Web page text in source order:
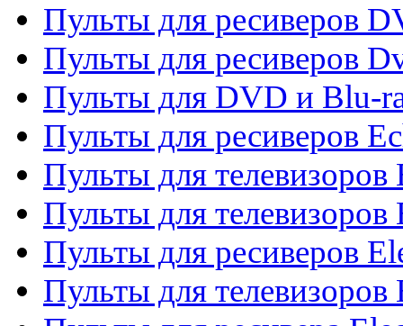
Пульты для ресиверов
Пульты для ресиверов
Пульты для DVD и Blu-
Пульты для ресиверов
Пульты для телевизоров
Пульты для телевизоров
Пульты для ресиверов
Пульты для телевизоров